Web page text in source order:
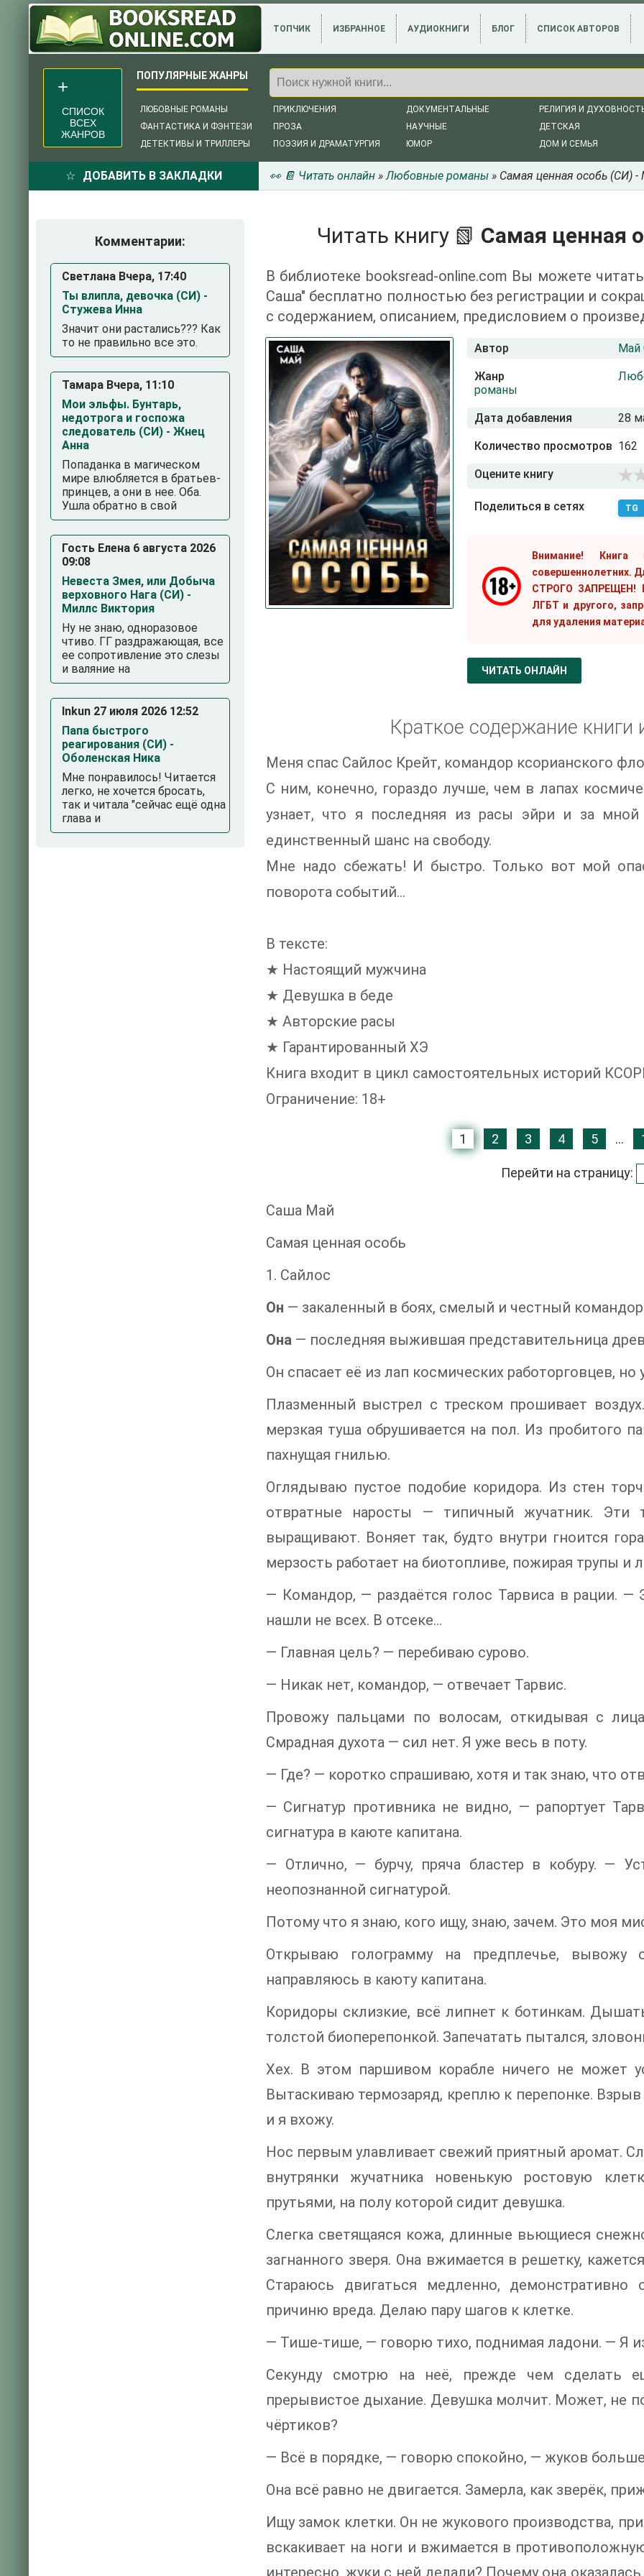
ТОПЧИК ИЗБРАННОЕ АУДИОКНИГИ БЛОГ СПИСОК АВТОРОВ
ЛЮБОВНЫЕ РОМАНЫ
ФАНТАСТИКА И ФЭНТЕЗИ
ДЕТЕКТИВЫ И ТРИЛЛЕРЫ
ПРИКЛЮЧЕНИЯ
ПРОЗА
ПОЭЗИЯ И ДРАМАТУРГИЯ
ДОКУМЕНТАЛЬНЫЕ
НАУЧНЫЕ
ЮМОР
РЕЛИГИЯ И
ДЕТСКАЯ
ДОМ И СЕМЬЯ
СПИСОК
ВСЕХ
ЖАНРОВ
ДОБАВИТЬ В ЗАКЛАДКИ 👀 📔 Читать онлайн »Любовные романы » Самая ценная особь (СИ)
Читать книгу 📗 Самая ценная
В библиотеке booksread-online.com Вы можете
Саша" бесплатно полностью без регистрации и
с содержанием, описанием, предисловием о
Автор Май
Жанр
романы
Дата добавления 28
Количество просмотров 162
Оцените книгу
Поделиться в сетях TG
Внимание!
совершеннолетних.
СТРОГО ЗАПРЕЩЕН!
ЛГБТ и другого,
для удаления
ЧИТАТЬ ОНЛАЙН
Краткое содержание книги
Меня спас Сайлос Крейт, командор ксорианского
С ним, конечно, гораздо лучше, чем в лапах
узнает, что я последняя из расы эйри и за
единственный шанс на свободу.
Мне надо сбежать! И быстро. Только вот мой
поворота событий...
В тексте:
★ Настоящий мужчина
★ Девушка в беде
★ Авторские расы
★ Гарантированный ХЭ
Книга входит в цикл самостоятельных историй
Ограничение: 18+
1 2 3 4 5 ...
Перейти на страницу:
Саша Май
Самая ценная особь
1. Сайлос
Он — закаленный в боях, смелый и честный
Она — последняя выжившая представительница
Он спасает её из лап космических работорговцев, но
Плазменный выстрел с треском прошивает
мерзкая туша обрушивается на пол. Из пробитого
пахнущая гнилью.
Оглядываю пустое подобие коридора. Из стен
отвратные наросты — типичный жучатник.
выращивают. Воняет так, будто внутри гноится
мерзость работает на биотопливе, пожирая трупы и
— Командор, — раздаётся голос Тарвиса в рации.
нашли не всех. В отсеке…
— Главная цель? — перебиваю сурово.
— Никак нет, командор, — отвечает Тарвис.
Провожу пальцами по волосам, откидывая с
Смрадная духота — сил нет. Я уже весь в поту.
— Где? — коротко спрашиваю, хотя и так знаю, что
— Сигнатур противника не видно, — рапортует
сигнатура в каюте капитана.
— Отлично, — бурчу, пряча бластер в кобуру. —
неопознанной сигнатурой.
Потому что я знаю, кого ищу, знаю, зачем. Это моя
Открываю голограмму на предплечье, вывожу
направляюсь в каюту капитана.
Коридоры склизкие, всё липнет к ботинкам.
толстой биоперепонкой. Запечатать пытался,
Хех. В этом паршивом корабле ничего не может
Вытаскиваю термозаряд, креплю к перепонке.
и я вхожу.
Нос первым улавливает свежий приятный аромат.
внутрянки жучатника новенькую ростовую
прутьями, на полу которой сидит девушка.
Слегка светящаяся кожа, длинные вьющиеся
загнанного зверя. Она вжимается в решетку,
Стараюсь двигаться медленно,
причиню вреда. Делаю пару шагов к клетке.
— Тише-тише, — говорю тихо, поднимая ладони. — Я
Секунду смотрю на неё, прежде чем сделать
прерывистое дыхание. Девушка молчит. Может, не
чёртиков?
— Всё в порядке, — говорю спокойно, — жуков больше
Она всё равно не двигается. Замерла, как зверёк,
Ищу замок клетки. Он не жукового производства,
вскакивает на ноги и вжимается в
интересно, жуки с ней делали? Почему она
Комментарии:
Светлана Вчера, 17:40
Ты влипла, девочка (СИ) -
Стужева Инна
Значит они растались??? Как
то не правильно все это.
Тамара Вчера, 11:10
Мои эльфы. Бунтарь,
недотрога и госпожа
следователь (СИ) - Жнец
Анна
Попаданка в магическом
мире влюбляется в братьев-
принцев, а они в нее. Оба.
Ушла обратно в свой
Гость Елена 6 августа 2026
09:08
Невеста Змея, или Добыча
верховного Нага (СИ) -
Миллс Виктория
Ну не знаю, одноразовое
чтиво. ГГ раздражающая, все
ее сопротивление это слезы
и валяние на
Inkun 27 июля 2026 12:52
Папа быстрого
реагирования (СИ) -
Оболенская Ника
Мне понравилось! Читается
легко, не хочется бросать,
так и читала "сейчас ещё одна
глава и